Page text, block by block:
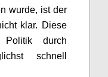
wurde, ist der
klar. Diese
Politik durch
schnell